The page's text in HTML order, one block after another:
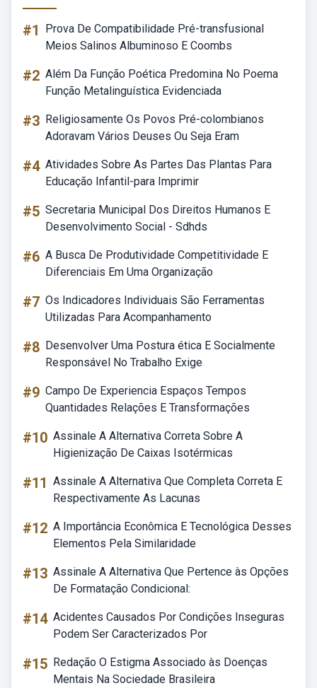
#1
Prova De Compatibilidade Pré-transfusional
Meios Salinos Albuminoso E Coombs
#2 Além Da Função Poética Predomina No Poema
Função Metalinguística Evidenciada
#3 Religiosamente Os Povos Pré-colombianos
Adoravam Vários Deuses Ou Seja Eram
#4 Atividades Sobre As Partes Das Plantas Para
Educação Infantil-para Imprimir
#5 Secretaria Municipal Dos Direitos Humanos E
Desenvolvimento Social - Sdhds
#6 A Busca De Produtividade Competitividade E
Diferenciais Em Uma Organização
#7 Os Indicadores Individuais São Ferramentas
Utilizadas Para Acompanhamento
#8 Desenvolver Uma Postura ética E Socialmente
Responsável No Trabalho Exige
#9 Campo De Experiencia Espaços Tempos
Quantidades Relações E Transformações
#10 Assinale A Alternativa Correta Sobre A
Higienização De Caixas Isotérmicas
#11 Assinale A Alternativa Que Completa Correta E
Respectivamente As Lacunas
#12 A Importância Econômica E Tecnológica Desses
Elementos Pela Similaridade
#13 Assinale A Alternativa Que Pertence às Opções
De Formatação Condicional:
#14 Acidentes Causados Por Condições Inseguras
Podem Ser Caracterizados Por
#15 Redação O Estigma Associado às Doenças
Mentais Na Sociedade Brasileira